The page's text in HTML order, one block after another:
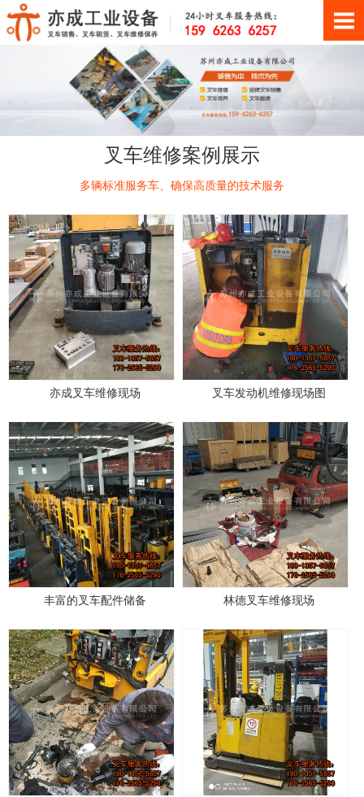
叉车维修案例展示
多辆标准服务车、确保高质量的技术服务
亦成叉车维修现场 叉车发动机维修现场图
丰富的叉车配件储备 林德叉车维修现场